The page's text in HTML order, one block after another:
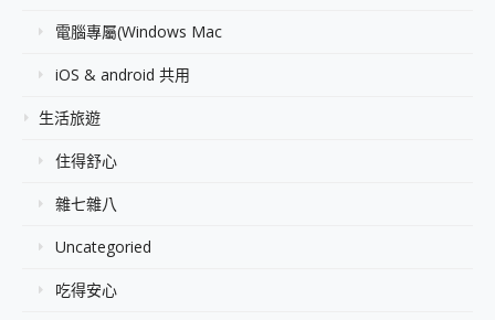
電腦專屬(Windows Mac
iOS & android 共用
生活旅遊
住得舒心
雜七雜八
Uncategoried
吃得安心